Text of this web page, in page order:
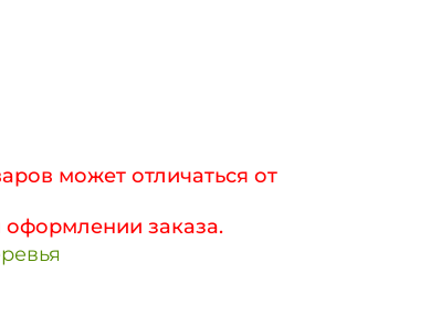
может отличаться от
оформлении заказа.